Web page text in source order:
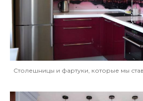
Столешницы и фартуки, которые мы